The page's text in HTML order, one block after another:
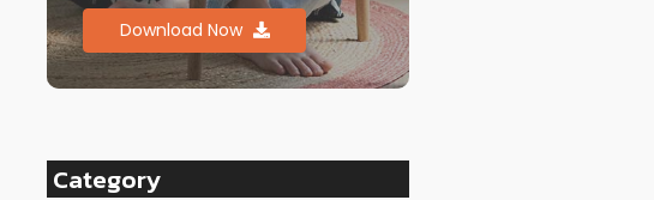
Download Now
Category